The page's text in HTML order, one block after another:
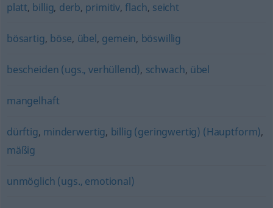
platt, billig, derb, primitiv,flach, seicht
bösartig, böse, übel, gemein, böswillig
bescheiden (ugs., verhüllend), schwach, übel
mangelhaft
dürftig, minderwertig, billig (geringwertig) (Hauptform),
mäßig
unmöglich (ugs., emotional)